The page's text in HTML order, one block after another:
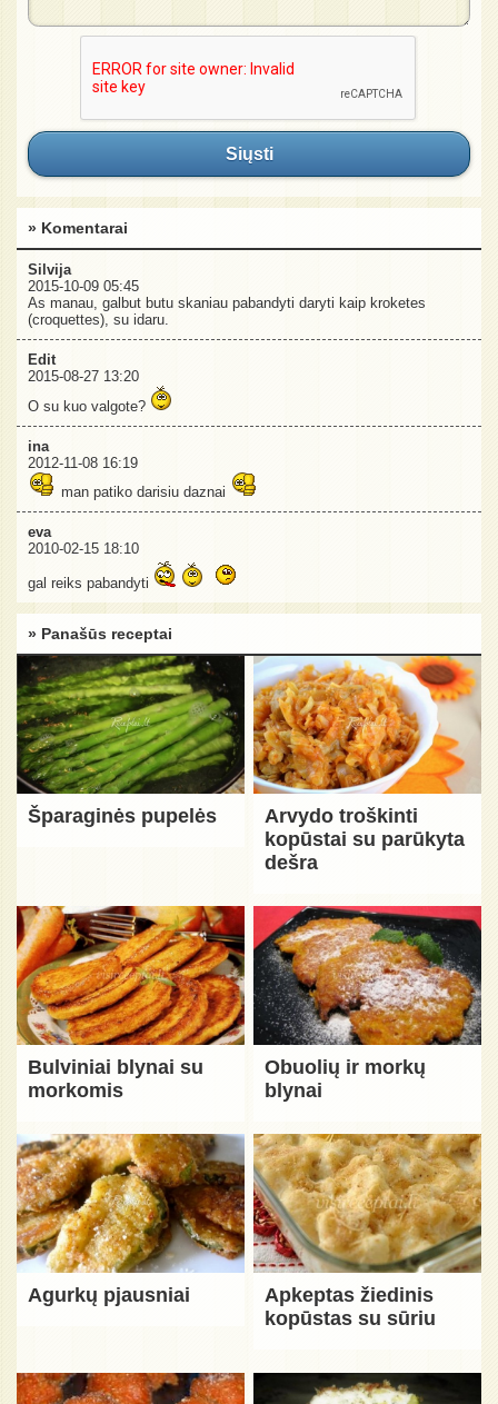
Siųsti
» Komentarai
Silvija
2015-10-09 05:45
As manau, galbut butu skaniau pabandyti daryti kaip kroketes
(croquettes), su idaru.
Edit
2015-08-27 13:20
O su kuo valgote?
ina
2012-11-08 16:19
man patiko darisiu daznai
eva
2010-02-15 18:10
gal reiks pabandyti
» Panašūs receptai
Šparaginės pupelės
Arvydo troškinti
kopūstai su parūkyta
dešra
Bulviniai blynai su
morkomis
Obuolių ir morkų
blynai
Agurkų pjausniai
Apkeptas žiedinis
kopūstas su sūriu